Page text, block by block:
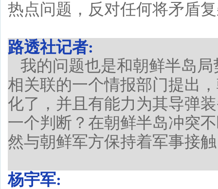
热点问题，反对任何将矛盾
路透社记者:
我的问题也是和朝鲜半岛
相关联的一个情报部门提出
化了，并且有能力为其导弹
一个判断？在朝鲜半岛冲突
然与朝鲜军方保持着军事接
杨宇军: